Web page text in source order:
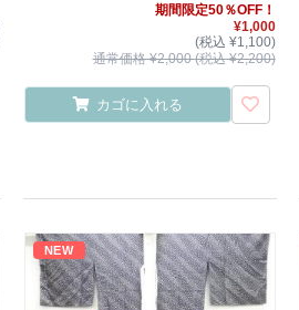
期間限定50％OFF！
¥1,000
(税込 ¥1,100)
通常価格 ¥2,000 (税込 ¥2,200)
カゴに入れる
NEW